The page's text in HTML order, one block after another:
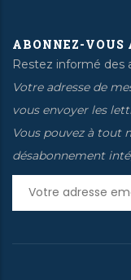
ABONNEZ-VOUS
Restez informé des
Votre adresse de
vous envoyer les
Vous pouvez à tout
désabonnement